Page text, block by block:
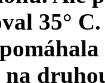
35°